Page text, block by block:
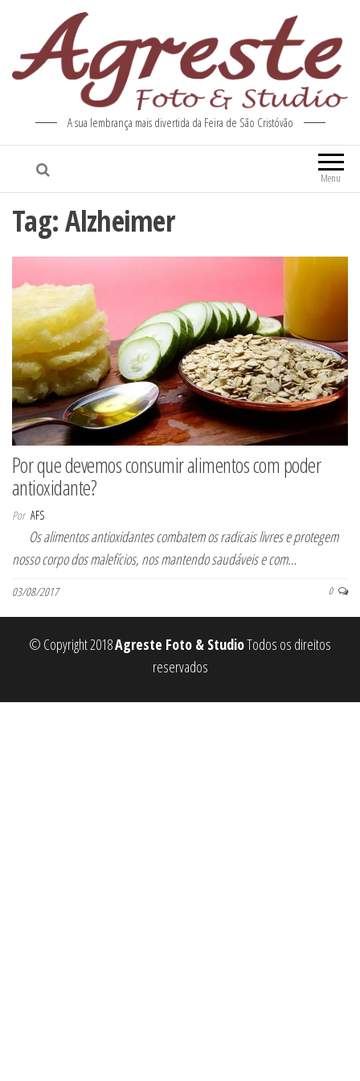
A sua lembrança mais divertida da Feira de São Cristóvão
Menu
Tag:Alzheimer
Por que devemos consumir alimentos com poder
antioxidante?
Por AFS
Os alimentos antioxidantes combatem os radicais livres e protegem
nosso corpo dos malefícios, nos mantendo saudáveis e com…
03/08/2017 0
© Copyright 2018Agreste Foto & StudioTodos os direitos
reservados